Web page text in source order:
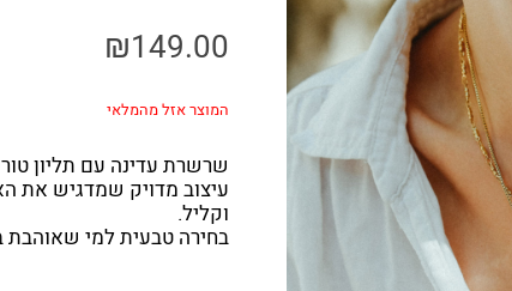
₪149.00
המוצר אזל מהמלאי
שרשרת עדינה עם תליון
עיצוב מדויק שמדגיש את
וקליל.
בחירה טבעית למי שאוהבת